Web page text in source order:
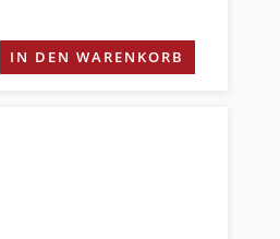
IN DEN WARENKORB